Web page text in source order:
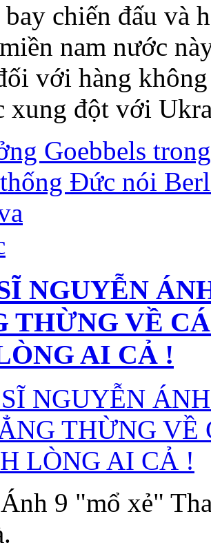
chiến đấu và
nam nước
với hàng
xung đột với
Goebbels
Đức nói
NGUYỄN
THỪNG VỀ
AI CẢ !
9 "mổ xẻ"